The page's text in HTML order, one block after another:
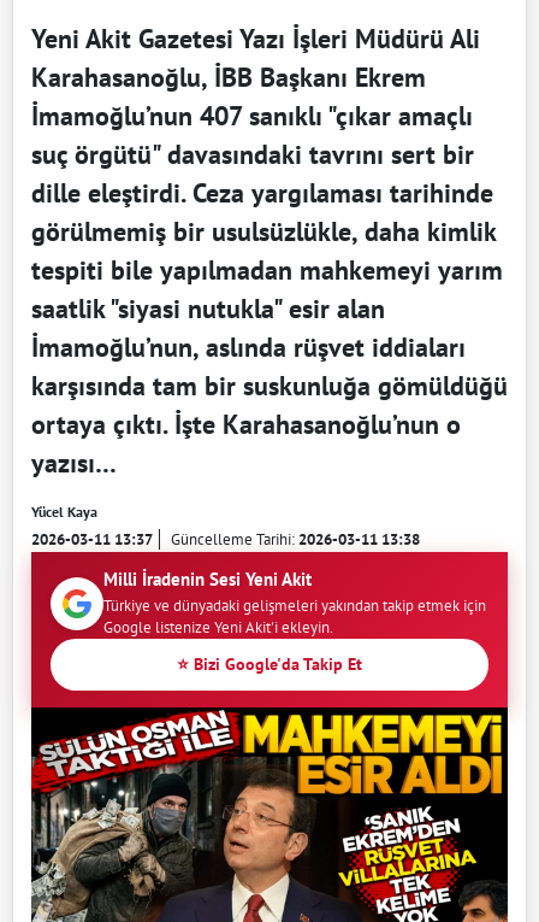
Yeni Akit Gazetesi Yazı İşleri Müdürü Ali
Karahasanoğlu, İBB Başkanı Ekrem
İmamoğlu’nun 407 sanıklı "çıkar amaçlı
suç örgütü" davasındaki tavrını sert bir
dille eleştirdi. Ceza yargılaması tarihinde
görülmemiş bir usulsüzlükle, daha kimlik
tespiti bile yapılmadan mahkemeyi yarım
saatlik "siyasi nutukla" esir alan
İmamoğlu’nun, aslında rüşvet iddiaları
karşısında tam bir suskunluğa gömüldüğü
ortaya çıktı. İşte Karahasanoğlu’nun o
yazısı…
Yücel Kaya
2026-03-11 13:37 Güncelleme Tarihi:2026-03-11 13:38
Milli İradenin Sesi Yeni Akit
Türkiye ve dünyadaki gelişmeleri yakından takip etmek için
Google listenize Yeni Akit'i ekleyin.
⭐ Bizi Google'da Takip Et